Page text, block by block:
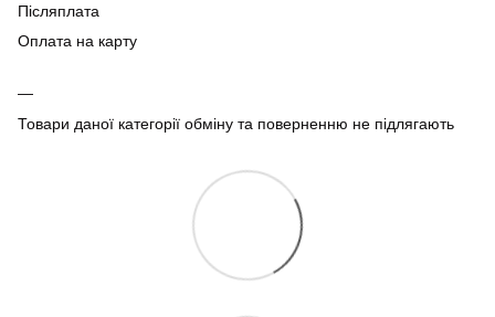
Післяплата
Оплата на карту
Товари даної категорії обміну та поверненню не підлягають